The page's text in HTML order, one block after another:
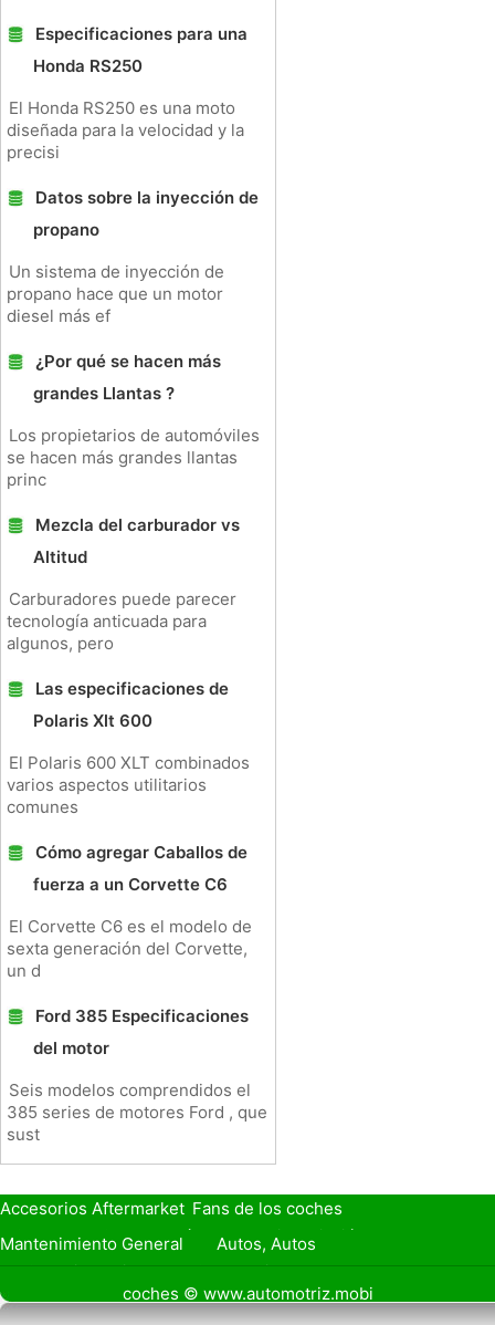
Especificaciones para una
Honda RS250
El Honda RS250 es una moto
diseñada para la velocidad y la
precisi
Datos sobre la inyección de
propano
Un sistema de inyección de
propano hace que un motor
diesel más ef
¿Por qué se hacen más
grandes Llantas ?
Los propietarios de automóviles
se hacen más grandes llantas
princ
Mezcla del carburador vs
Altitud
Carburadores puede parecer
tecnología anticuada para
algunos, pero
Las especificaciones de
Polaris Xlt 600
El Polaris 600 XLT combinados
varios aspectos utilitarios
comunes
Cómo agregar Caballos de
fuerza a un Corvette C6
El Corvette C6 es el modelo de
sexta generación del Corvette,
un d
Ford 385 Especificaciones
del motor
Seis modelos comprendidos el
385 series de motores Ford , que
sust
Accesorios Aftermarket Fans de los coches
Seguro de Coche
Préstamos y Financiación
Mantenimiento General
Autos, Autos
Seguridad Vial
Combustibles
Vender Mi Cochecoches © www.automotriz.mobi